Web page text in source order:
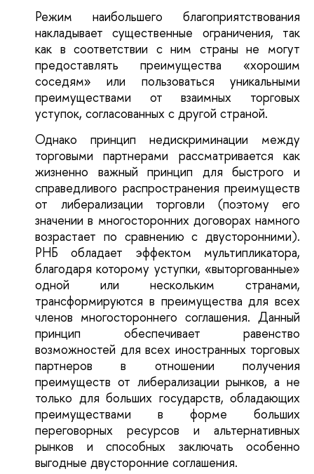
Режим наибольшего благоприятствования
накладывает существенные ограничения, так
как в соответствии с ним страны не могут
предоставлять преимущества «хорошим
соседям» или пользоваться уникальными
преимуществами от взаимных торговых
уступок, согласованных с другой страной.
Однако принцип недискриминации между
торговыми партнерами рассматривается как
жизненно важный принцип для быстрого и
справедливого распространения преимуществ
от либерализации торговли (поэтому его
значении в многосторонних договорах намного
возрастает по сравнению с двусторонними).
РНБ обладает эффектом мультипликатора,
благодаря которому уступки, «выторгованные»
одной или нескольким странами,
трансформируются в преимущества для всех
членов многостороннего соглашения. Данный
принцип обеспечивает равенство
возможностей для всех иностранных торговых
партнеров в отношении получения
преимуществ от либерализации рынков, а не
только для больших государств, обладающих
преимуществами в форме больших
переговорных ресурсов и альтернативных
рынков и способных заключать особенно
выгодные двусторонние соглашения.